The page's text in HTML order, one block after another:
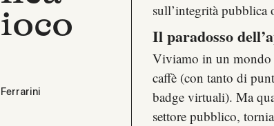
sull’integrità pubblica
Il paradosso
Viviamo in un mondo
caffè (con tanto di
badge virtuali). Ma
settore pubblico,